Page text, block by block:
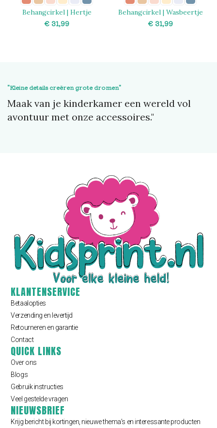
Behangcirkel | Hertje
€
Behangcirkel | Wasbeertje
€
"Kleine details creëren grote dromen"
Maak van je kinderkamer een wereld vol
avontuur met onze accessoires."
KLANTENSERVICE
Betaalopties
Verzending en levertijd
Retourneren en garantie
Contact
QUICK LINKS
Over ons
Blogs
Gebruik instructies
Veel gestelde vragen
NIEUWSBRIEF
Krijg bericht bij kortingen, nieuwe thema’s en interessante producten